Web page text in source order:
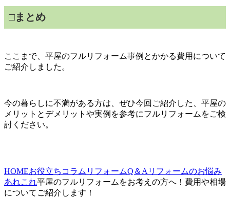
□まとめ
ここまで、平屋のフルリフォーム事例とかかる費用について
ご紹介しました。
今の暮らしに不満がある方は、ぜひ今回ご紹介した、平屋の
メリットとデメリットや実例を参考にフルリフォームをご検
討ください。
HOMEお役立ちコラム リフォームQ＆A リフォームのお悩み
あれこれ平屋のフルリフォームをお考えの方へ！費用や相場
についてご紹介します！